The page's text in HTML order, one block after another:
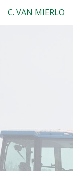
C. VAN MIERLO